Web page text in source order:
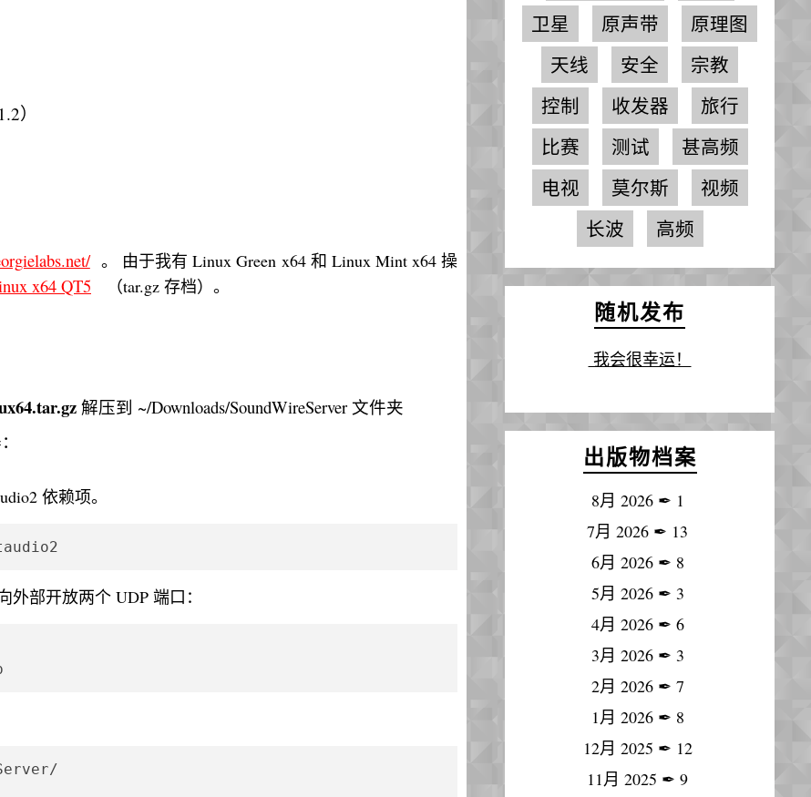
）
。 由于我有 Linux Green x64 和 Linux Mint x64 操
x64 QT5 （tar.gz 存档）。
解压到 ~/Downloads/SoundWireServer 文件夹
依赖项。
部开放两个 UDP 端口：
卫星
原声带
原理图
天线
安全
宗教
控制
收发器
旅行
比赛
测试
甚高频
电视
莫尔斯
视频
长波
高频
随机发布
我会很幸运！
出版物档案
8月 2026✒ 1
7月 2026 ✒ 13
6月 2026✒ 8
5月 2026✒ 3
4月 2026✒ 6
3月 2026✒ 3
2月 2026✒ 7
1月 2026✒ 8
12月 2025 ✒ 12
11月 2025 ✒ 9